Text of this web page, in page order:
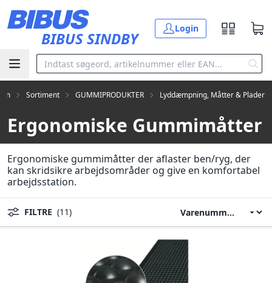
BIBUS SINDBY
Login
Sortiment GUMMIPRODUKTER Lyddæmpning, Måtter & Plader
Ergonomiske Gummimåtter
Ergonomiske gummimåtter der aflaster ben/ryg, der
kan skridsikre arbejdsområder og give en komfortabel
arbejdsstation.
FILTRE (11)